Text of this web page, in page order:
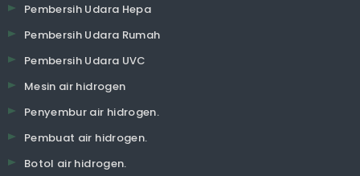
Pembersih Udara Hepa
Pembersih Udara Rumah
Pembersih Udara UVC
Mesin air hidrogen
Penyembur air hidrogen.
Pembuat air hidrogen.
Botol air hidrogen.